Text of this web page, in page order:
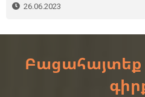
26.06.2023
Բացահայտեք